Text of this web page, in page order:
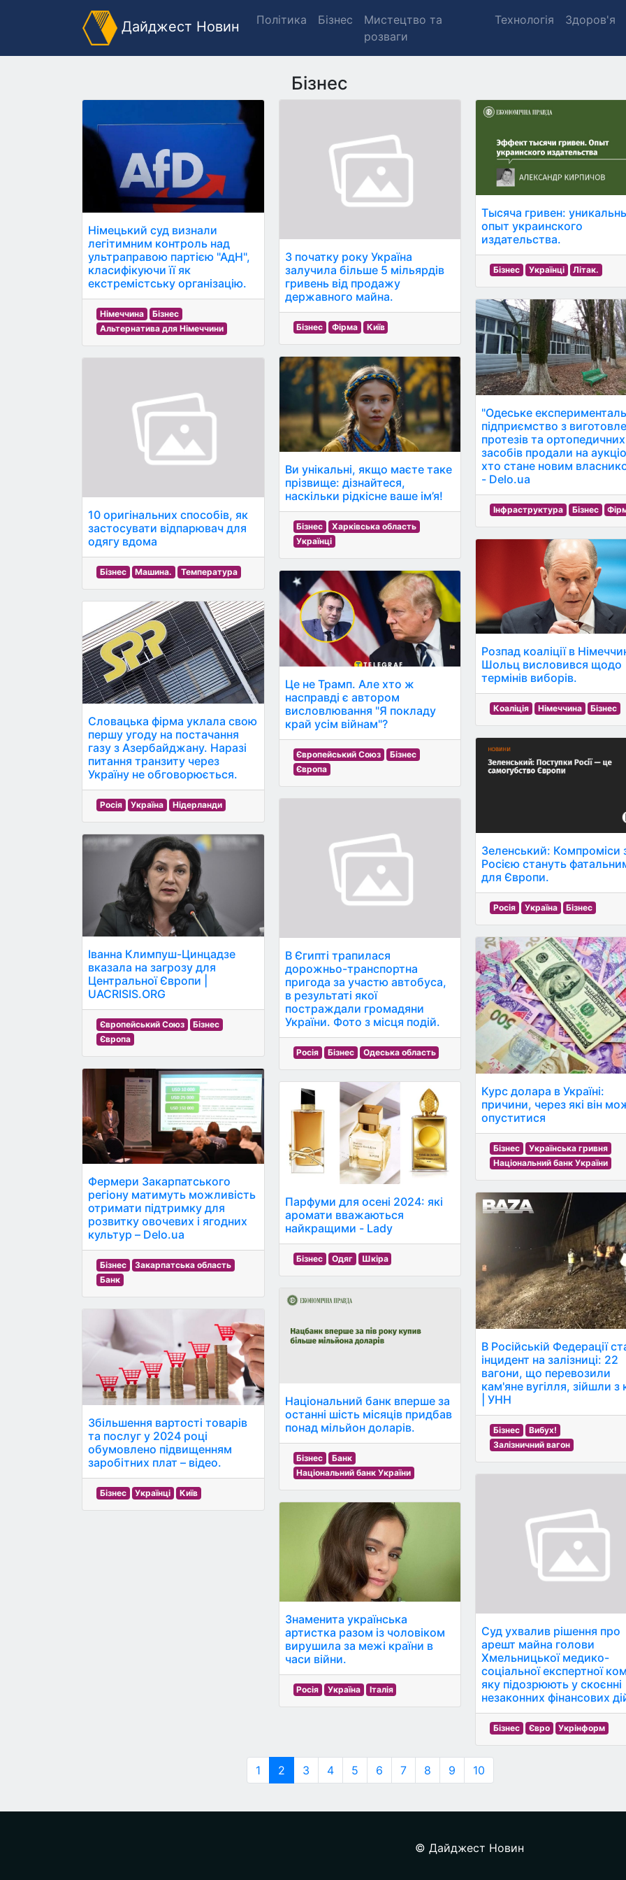
Дайджест Новин Політика Бізнес
Мистецтво та
розваги
Технологія Здоров'я
Бізнес
Німецький суд визнали
легітимним контроль над
ультраправою партією "АдН",
класифікуючи її як
екстремістську організацію.
Німеччина
Бізнес
Альтернатива для Німеччини
10 оригінальних способів, як
застосувати відпарювач для
одягу вдома
Бізнес Машина. Температура
Словацька фірма уклала свою
першу угоду на постачання
газу з Азербайджану. Наразі
питання транзиту через
Україну не обговорюється.
Росія Україна Нідерланди
Іванна Климпуш-Цинцадзе
вказала на загрозу для
Центральної Європи |
UACRISIS.ORG
Європейський Союз
Бізнес
Європа
Фермери Закарпатського
регіону матимуть можливість
отримати підтримку для
розвитку овочевих і ягодних
культур – Delo.ua
Бізнес
Закарпатська область
Банк
Збільшення вартості товарів
та послуг у 2024 році
обумовлено підвищенням
заробітних плат – відео.
Бізнес Українці Київ
З початку року Україна
залучила більше 5 мільярдів
гривень від продажу
державного майна.
Бізнес Фірма Київ
Ви унікальні, якщо маєте таке
прізвище: дізнайтеся,
наскільки рідкісне ваше ім’я!
Бізнес
Харківська область
Українці
Це не Трамп. Але хто ж
насправді є автором
висловлювання "Я покладу
край усім війнам"?
Європейський Союз
Бізнес
Європа
В Єгипті трапилася
дорожньо-транспортна
пригода за участю автобуса,
в результаті якої
постраждали громадяни
України. Фото з місця подій.
Росія Бізнес Одеська область
Парфуми для осені 2024: які
аромати вважаються
найкращими - Lady
Бізнес Одяг Шкіра
Національний банк вперше за
останні шість місяців придбав
понад мільйон доларів.
Бізнес
Банк
Національний банк України
Знаменита українська
артистка разом із чоловіком
вирушила за межі країни в
часи війни.
Росія Україна Італія
Тысяча гривен:
опыт украинского
издательства.
Бізнес Українці Літак.
"Одеське
підприємство з
протезів та ортопедичних
засобів продали на
хто стане новим
- Delo.ua
Інфраструктура Бізнес
Розпад коаліції в
Шольц висловився щодо
термінів виборів.
Коаліція Німеччина Бізнес
Зеленський: Компроміси
Росією стануть
для Європи.
Росія Україна Бізнес
Курс долара в Україні:
причини, через які він
опуститися
Бізнес
Українська гривня
Національний банк України
В Російській Федерації
інцидент на залізниці: 22
вагони, що перевозили
кам'яне вугілля, зійшли з
| УНН
Бізнес
Вибух!
Залізничний вагон
Суд ухвалив рішення про
арешт майна голови
Хмельницької медико-
соціальної експертної
яку підозрюють у скоєнні
незаконних фінансових
Бізнес Євро Укрінформ
1 2 3 4 5 6 7 8 9 10
© Дайджест Новин